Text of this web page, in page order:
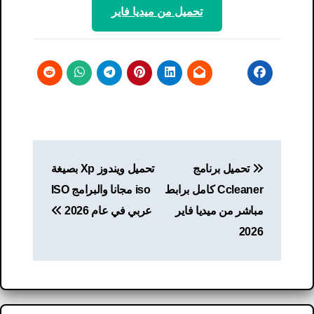
تحميل من ميديا ​​فاير
المقالات
تحميل برنامج
Ccleaner كامل برابط
مباشر من ميديا ​​فاير
2026
تحميل ويندوز Xp بصيغة
iso مجانا والبرامج ISO
عربي في عام 2026